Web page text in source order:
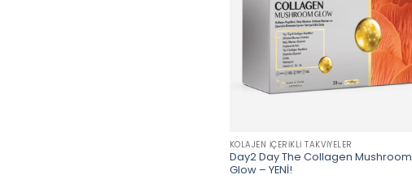
KOLAJEN İÇERIKLI TAKVIYELER
Day2 Day The Collagen Mushroom
Glow – YENİ!